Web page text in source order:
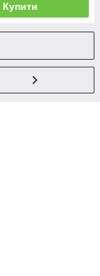
Купити